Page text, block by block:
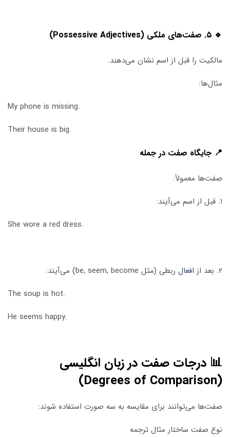
🔹 ۵. صفت‌های ملکی (Possessive Adjectives)
مالکیت را قبل از اسم نشان می‌دهند.
مثال‌ها:
My phone is missing.
Their house is big.
📍 جایگاه صفت در جمله
صفت‌ها معمولاً:
۱. قبل از اسم می‌آیند:
She wore a red dress.
۲. بعد از افعال ربطی (مثل be, seem, become) می‌آیند:
The soup is hot.
He seems happy.
📊 درجات صفت در زبان انگلیسی
(Degrees of Comparison)
صفت‌ها می‌توانند برای مقایسه به سه صورت استفاده شوند:
نوع صفت ساختار مثال ترجمه